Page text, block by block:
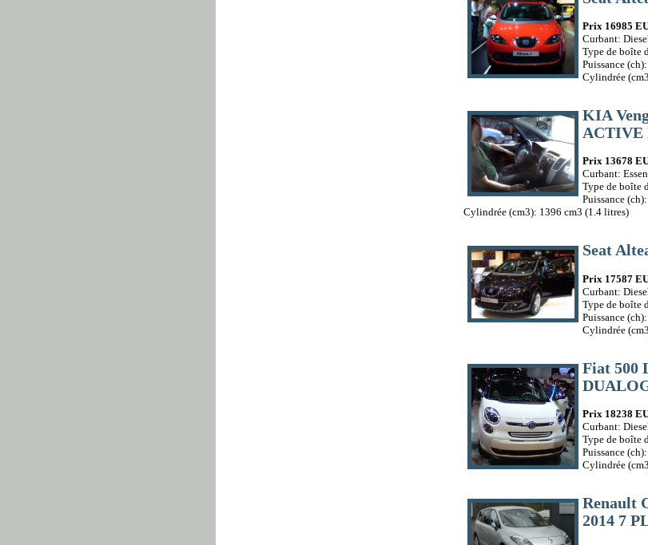
Prix 16985
Curbant:
Type de boîte
Puissance
Cylindrée
KIA
ACTIVE
Prix 13678
Curbant:
Type de boîte
Puissance
Cylindrée (cm3): 1396 cm3 (1.4 litres)
Seat
Prix 17587
Curbant:
Type de boîte
Puissance
Cylindrée
Fiat 500
Prix 18238
Curbant:
Type de boîte
Puissance
Cylindrée
Renault
2014 7